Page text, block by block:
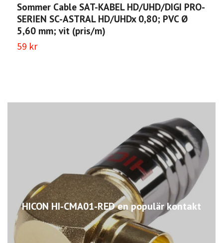
HICON HI-CMA01-RED en populär kontakt
Sommer Cable SAT-KABEL HD/UHD/DIGI PRO-
SERIEN SC-ASTRAL HD/UHDx 0,80; PVC Ø
5,60 mm; vit (pris/m)
59 kr